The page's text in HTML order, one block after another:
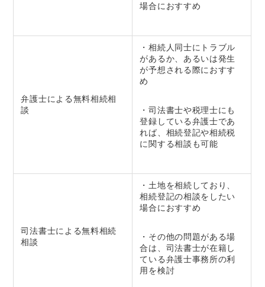
場合におすすめ
弁護士による無料相続相
談
・相続人同士にトラブル
があるか、あるいは発生
が予想される際におすす
め
・司法書士や税理士にも
登録している弁護士であ
れば、相続登記や相続税
に関する相談も可能
司法書士による無料相続
相談
・土地を相続しており、
相続登記の相談をしたい
場合におすすめ
・その他の問題がある場
合は、司法書士が在籍し
ている弁護士事務所の利
用を検討